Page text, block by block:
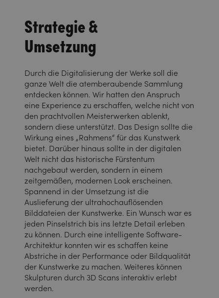
Strategie &
Umsetzung
Durch die Digitalisierung der Werke soll die
ganze Welt die atemberaubende Sammlung
entdecken können. Wir hatten den Anspruch
eine Experience zu erschaffen, welche nicht von
den prachtvollen Meisterwerken ablenkt,
sondern diese unterstützt. Das Design sollte die
Wirkung eines „Rahmens“ für das Kunstwerk
bietet. Darüber hinaus sollte in der digitalen
Welt nicht das historische Fürstentum
nachgebaut werden, sondern in einem
zeitgemäßen, modernen Look erscheinen.
Spannend in der Umsetzung ist die
Auslieferung der ultrahochauflösenden
Bilddateien der Kunstwerke. Ein Wunsch war es
jeden Pinselstrich bis ins letzte Detail erleben
zu können. Durch eine intelligente Software-
Architektur konnten wir es schaffen keine
Abstriche in der Performance oder Bildqualität
der Kunstwerke zu machen. Weiteres können
Skulpturen durch 3D Scans interaktiv erlebt
werden.